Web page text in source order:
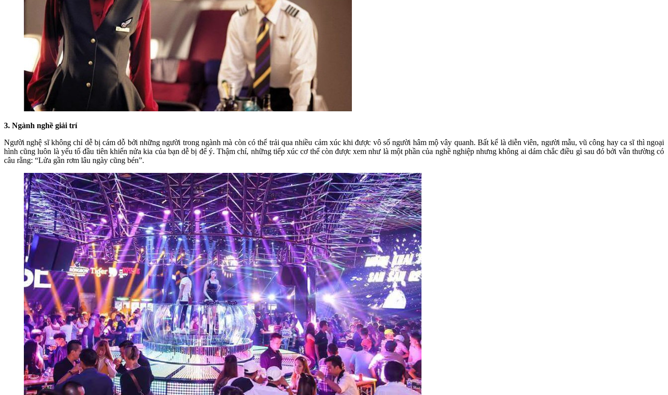
3. Ngành nghề giải trí
Người nghệ sĩ không chỉ dễ bị cám dỗ bởi những người trong ngành mà còn có thể trải qua nhiều cảm xúc khi được vô số người hâm mộ vây quanh. Bất kể là diễn viên, người mẫu, vũ công hay ca sĩ thì ngoại
hình cũng luôn là yếu tố đầu tiên khiến nửa kia của bạn dễ bị để ý. Thậm chí, những tiếp xúc cơ thể còn được xem như là một phần của nghề nghiệp nhưng không ai dám chắc điều gì sau đó bởi vẫn thường có
câu rằng: “Lửa gần rơm lâu ngày cũng bén”.